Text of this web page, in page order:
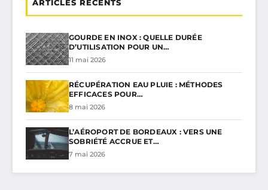
ARTICLES RÉCENTS
GOURDE EN INOX : QUELLE DURÉE
D’UTILISATION POUR UN…
11 mai 2026
RÉCUPÉRATION EAU PLUIE : MÉTHODES
EFFICACES POUR…
8 mai 2026
L’AÉROPORT DE BORDEAUX : VERS UNE
SOBRIÉTÉ ACCRUE ET…
7 mai 2026